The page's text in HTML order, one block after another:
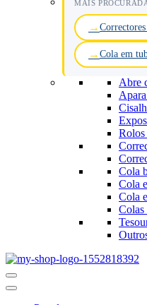
MAIS
Cola em
Abre
Rolos
Cola
Cola
Cola
Colas
Menu
de